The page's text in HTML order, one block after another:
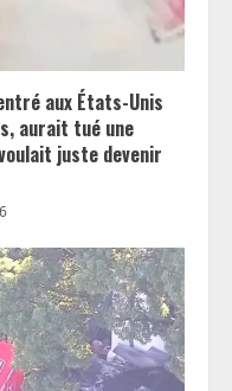
aux États-Unis
aurait tué une
juste devenir